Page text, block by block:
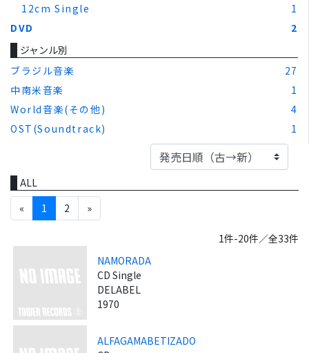
12cm Single
1
DVD
2
ジャンル別
ブラジル音楽
27
中南米音楽
1
World音楽(その他)
4
OST(Soundtrack)
1
ALL
«
1 2 »
1件-20件／全33件
NAMORADA
CD Single
DELABEL
1970
ALFAGAMABETIZADO